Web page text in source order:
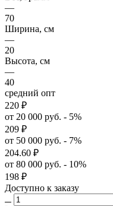
—
70
Ширина, см
—
20
Высота, см
—
40
средний опт
220 ₽
от 20 000 руб. - 5%
209 ₽
от 50 000 руб. - 7%
204.60 ₽
от 80 000 руб. - 10%
198 ₽
Доступно к заказу